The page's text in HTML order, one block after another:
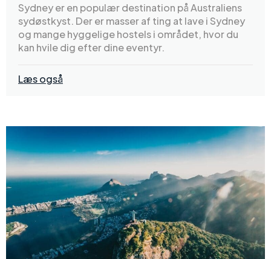
Sydney er en populær destination på Australiens
sydøstkyst. Der er masser af ting at lave i Sydney
og mange hyggelige hostels i området, hvor du
kan hvile dig efter dine eventyr.
Læs også